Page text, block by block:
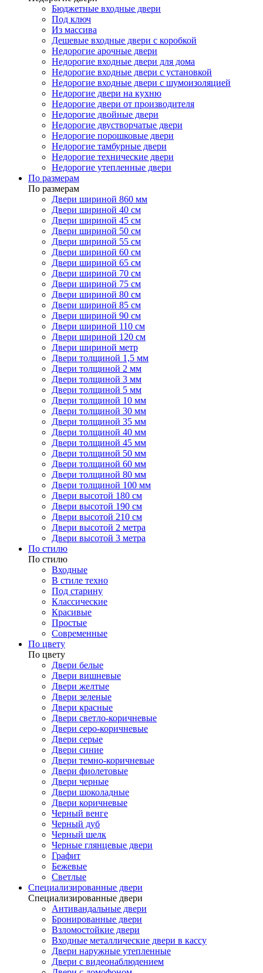
Бюджетные входные двери
Под ключ
Из массива
Дешевые входные двери с коробкой
Недорогие арочные двери
Недорогие входные двери для дома
Недорогие входные двери с установкой
Недорогие входные двери с шумоизоляцией
Недорогие двери на кухню
Недорогие двери от производителя
Недорогие двойные двери
Недорогие двустворчатые двери
Недорогие порошковые двери
Недорогие тамбурные двери
Недорогие технические двери
Недорогие утепленные двери
По размерам
По размерам
Двери шириной 860 мм
Двери шириной 40 см
Двери шириной 45 см
Двери шириной 50 см
Двери шириной 55 см
Двери шириной 60 см
Двери шириной 65 см
Двери шириной 70 см
Двери шириной 75 см
Двери шириной 80 см
Двери шириной 85 см
Двери шириной 90 см
Двери шириной 110 см
Двери шириной 120 см
Двери шириной метр
Двери толщиной 1,5 мм
Двери толщиной 2 мм
Двери толщиной 3 мм
Двери толщиной 5 мм
Двери толщиной 10 мм
Двери толщиной 30 мм
Двери толщиной 35 мм
Двери толщиной 40 мм
Двери толщиной 45 мм
Двери толщиной 50 мм
Двери толщиной 60 мм
Двери толщиной 80 мм
Двери толщиной 100 мм
Двери высотой 180 см
Двери высотой 190 см
Двери высотой 210 см
Двери высотой 2 метра
Двери высотой 3 метра
По стилю
По стилю
Входные
В стиле техно
Под старину
Классические
Красивые
Простые
Современные
По цвету
По цвету
Двери белые
Двери вишневые
Двери желтые
Двери зеленые
Двери красные
Двери светло-коричневые
Двери серо-коричневые
Двери серые
Двери синие
Двери темно-коричневые
Двери фиолетовые
Двери черные
Двери шоколадные
Двери коричневые
Черный венге
Черный дуб
Черный шелк
Черные глянцевые двери
Графит
Бежевые
Светлые
Специализированные двери
Специализированные двери
Антивандальные двери
Бронированные двери
Взломостойкие двери
Входные металлические двери в кассу
Двери наружные утепленные
Двери с видеонаблюдением